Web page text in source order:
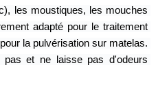
les moustiques, les mouches
adapté pour le traitement
la pulvérisation sur matelas.
et ne laisse pas d'odeurs